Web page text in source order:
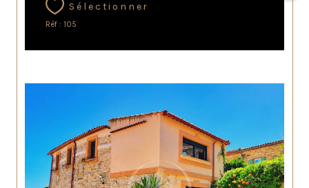
Sélectionner
Réf : 105